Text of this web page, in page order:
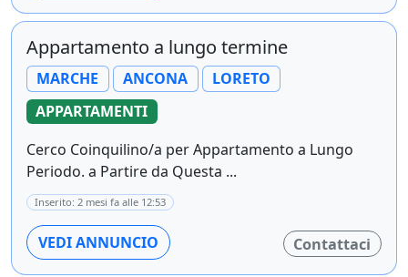
Appartamento a lungo termine
MARCHE ANCONA
LORETO
APPARTAMENTI
Cerco Coinquilino/a per Appartamento a Lungo
Periodo. a Partire da Questa ...
Inserito: 2 mesi fa alle 12:53
VEDI ANNUNCIO Contattaci